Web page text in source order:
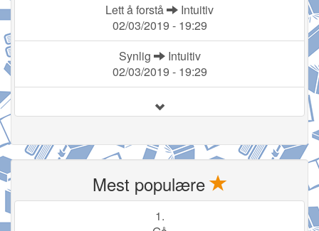
Lett å forstå
Intuitiv
02/03/2019 - 19:29
Synlig
Intuitiv
02/03/2019 - 19:29
Mest populære
1.